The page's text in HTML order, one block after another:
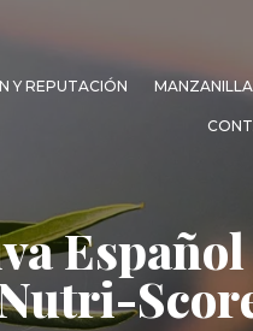
Y REPUTACIÓN MANZANILLA